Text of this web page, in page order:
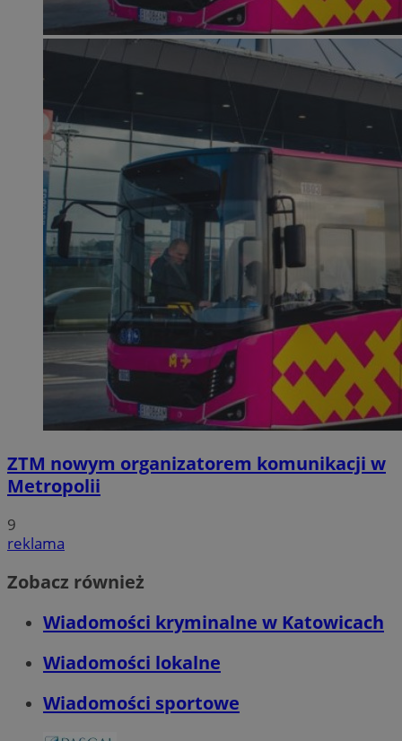
ZTM nowym organizatorem komunikacji w
Metropolii
9
reklama
Zobacz również
Wiadomości kryminalne w Katowicach
Wiadomości lokalne
Wiadomości sportowe